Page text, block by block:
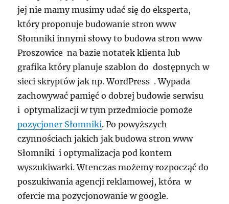
jej nie mamy musimy udać się do eksperta,
który proponuje budowanie stron www
Słomniki innymi słowy to budowa stron www
Proszowice na bazie notatek klienta lub
grafika który planuje szablon do dostępnych w
sieci skryptów jak np. WordPress . Wypada
zachowywać pamięć o dobrej budowie serwisu
i optymalizacji w tym przedmiocie pomoże
pozycjoner Słomniki. Po powyższych
czynnościach jakich jak budowa stron www
Słomniki i optymalizacja pod kontem
wyszukiwarki. Wtenczas możemy rozpocząć do
poszukiwania agencji reklamowej, która w
ofercie ma pozycjonowanie w google.